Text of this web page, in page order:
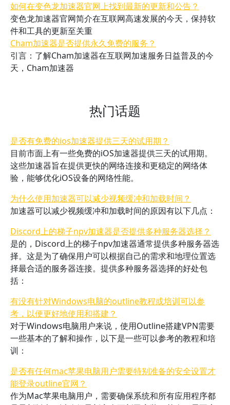
如何在变色龙加速器官网上找到最新的更新和公告？
变色龙加速器官网简介在互联网高速发展的今天，保持软
件和工具的更新至关重
Cham加速器是否提供永久免费的服务？
引言：了解Cham加速器在互联网加速服务日益普及的今
天，Cham加速器
热门话题
是否有免费的ios加速器提供三天的试用期？
目前市面上有一些免费的iOS加速器提供三天的试用期。
这些加速器旨在提供更快的网络连接和更稳定的网络体
验，能够优化iOS设备的网络性能。
为什么使用加速器可以减少视频缓冲和加载时间？
加速器可以减少视频缓冲和加载时间的原因有以下几点：
Discord上的梯子npv加速器是否提供多种服务器选择？
是的，Discord上的梯子npv加速器通常提供多种服务器选
择。这是为了确保用户可以根据自己的需求和地理位置选
择最合适的服务器连接。提供多种服务器选择的好处包
括：
有没有针对Windows电脑的outline教程或培训可以参
考，以便更好地使用和搭建？
对于Windows电脑用户来说，使用Outline搭建VPN需要
一些基本的了解和操作，以下是一些可以参考的教程和培
训：
是否有任何mac苹果电脑用户需要特别准备的安全设置才
能登录outline官网？
作为Mac苹果电脑用户，需要确保系统和所有应用程序都